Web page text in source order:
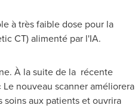
à très faible dose pour la
CT) alimenté par l'IA.
À la suite de la récente
nouveau scanner améliorera
aux patients et ouvrira